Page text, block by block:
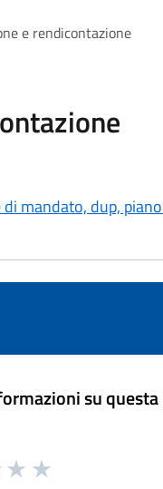
e rendicontazione
mandato, dup,
su